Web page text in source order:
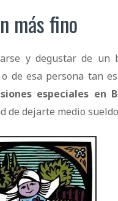
más fino
y degustar de un
de esa persona tan
especiales en
de dejarte medio